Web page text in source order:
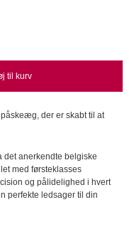
til kurv
der er skabt til at
det anerkendte belgiske
med førsteklasses
og pålidelighed i hvert
perfekte ledsager til din